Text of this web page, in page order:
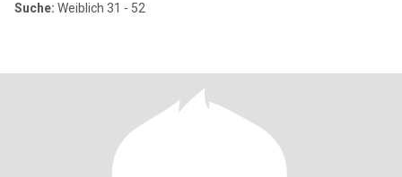
Suche: Weiblich 31 - 52